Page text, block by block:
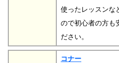
使ったレッスンな
ので初心者の方も
ださい。
コナー